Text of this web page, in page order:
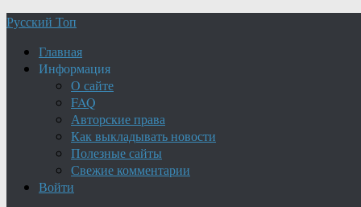
Русский Топ
Главная
Информация
О сайте
FAQ
Авторские права
Как выкладывать новости
Полезные сайты
Свежие комментарии
Войти